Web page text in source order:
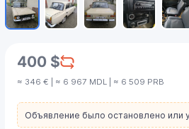
400 $
≈ 346 € | ≈ 6 967 MDL | ≈ 6 509 PRB
Объявление было остановлено или